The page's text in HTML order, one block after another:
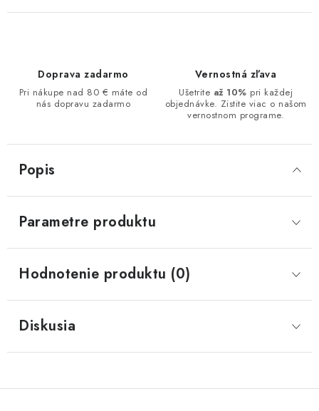
Doprava zadarmo
Pri nákupe nad 80 € máte od
nás dopravu zadarmo
Vernostná zľava
Ušetrite až 10% pri každej
objednávke. Zistite viac o našom
vernostnom programe.
Popis
Parametre produktu
Hodnotenie produktu (0)
Diskusia